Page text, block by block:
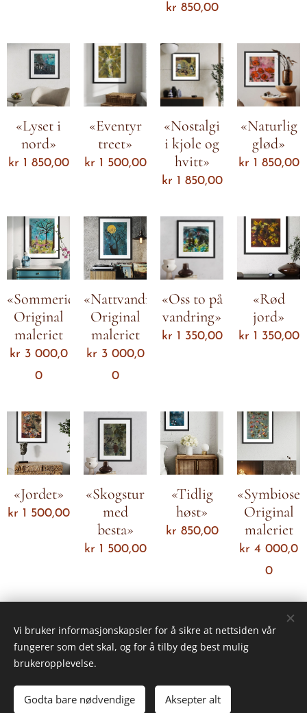
kr 850,00
«Lyset i
nord»
kr 1 850,00
«Eventyr
treet»
kr 1 500,00
«Nostalgi
i kjole og
hvitt»
kr 1 850,00
«Naturlig
glød»
kr 1 850,00
«Sommeridyll»
Original
maleriet
kr 3 000,0
0
«Nattvandring»
Original
maleriet
kr 3 000,0
0
«Oss to på
vandring»
kr 1 350,00
«Rød
jord»
kr 1 350,00
«Jordet»
kr 1 500,00
«Skogstur
med
besta»
kr 1 500,00
«Tidlig
høst»
kr 850,00
«Symbiose»
Original
maleriet
kr 4 000,0
0
Drevet avWebnode Informasjonskapsler
Vi bruker informasjonskapsler for å sikre at nettsiden vår
fungerer som det skal, og for å tilby deg best mulig
brukeropplevelse.
Godta bare nødvendige Aksepter alt